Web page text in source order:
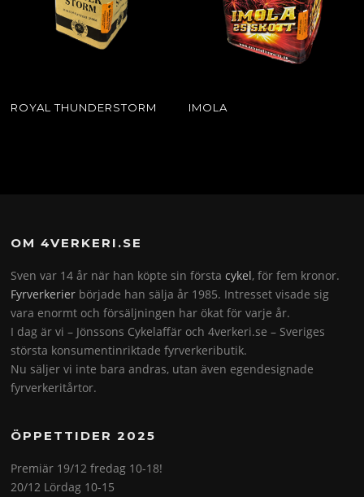
ROYAL THUNDERSTORM IMOLA
OM 4VERKERI.SE
Sven var 14 år när han köpte sin förstacykel, för fem kronor.
Fyrverkerier började han sälja år 1985. Intresset visade sig
vara enormt och försäljningen har ökat för varje år.
I dag är vi – Jönssons Cykelaffär och 4verkeri.se – Sveriges
största konsumentinriktade fyrverkeributik.
Nu säljer vi inte bara andras, utan även egendesignade
fyrverkeritårtor.
ÖPPETTIDER 2025
Premiär 19/12 fredag 10-18!
20/12 Lördag 10-15